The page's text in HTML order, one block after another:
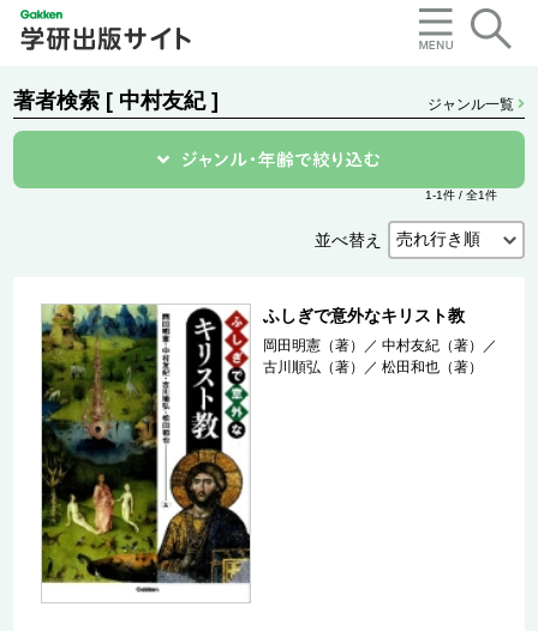
著者検索 [ 中村友紀 ] ジャンル一覧
1-1件 / 全1件
並べ替え
ふしぎで意外なキリスト教
岡田明憲（著） ／中村友紀（著）
／
古川順弘（著）
／松田和也（著）